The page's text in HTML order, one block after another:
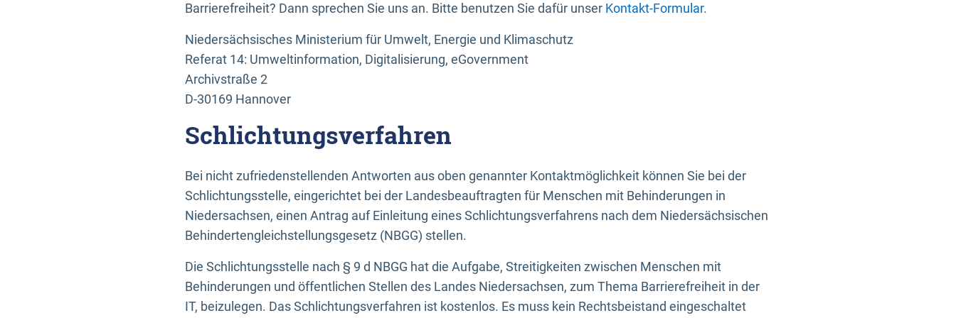
Barrierefreiheit? Dann sprechen Sie uns an. Bitte benutzen Sie dafür unser Kontakt-Formular.
Niedersächsisches Ministerium für Umwelt, Energie und Klimaschutz
Referat 14: Umweltinformation, Digitalisierung, eGovernment
Archivstraße 2
D-30169 Hannover
Schlichtungsverfahren
Bei nicht zufriedenstellenden Antworten aus oben genannter Kontaktmöglichkeit können Sie bei der
Schlichtungsstelle, eingerichtet bei der Landesbeauftragten für Menschen mit Behinderungen in
Niedersachsen, einen Antrag auf Einleitung eines Schlichtungsverfahrens nach dem Niedersächsischen
Behindertengleichstellungsgesetz (NBGG) stellen.
Die Schlichtungsstelle nach § 9 d NBGG hat die Aufgabe, Streitigkeiten zwischen Menschen mit
Behinderungen und öffentlichen Stellen des Landes Niedersachsen, zum Thema Barrierefreiheit in der
IT, beizulegen. Das Schlichtungsverfahren ist kostenlos. Es muss kein Rechtsbeistand eingeschaltet